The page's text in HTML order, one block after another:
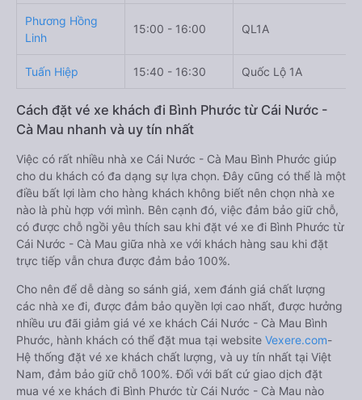
Phương Hồng
Linh
15:00 - 16:00 QL1A
Tuấn Hiệp 15:40 - 16:30 Quốc Lộ 1A
Cách đặt vé xe khách đi Bình Phước từ Cái Nước -
Cà Mau nhanh và uy tín nhất
Việc có rất nhiều nhà xe Cái Nước - Cà Mau Bình Phước giúp
cho du khách có đa dạng sự lựa chọn. Đây cũng có thể là một
điều bất lợi làm cho hàng khách không biết nên chọn nhà xe
nào là phù hợp với mình. Bên cạnh đó, việc đảm bảo giữ chỗ,
có được chỗ ngồi yêu thích sau khi đặt vé xe đi Bình Phước từ
Cái Nước - Cà Mau giữa nhà xe với khách hàng sau khi đặt
trực tiếp vẫn chưa được đảm bảo 100%.
Cho nên để dễ dàng so sánh giá, xem đánh giá chất lượng
các nhà xe đi, được đảm bảo quyền lợi cao nhất, được hưởng
nhiều ưu đãi giảm giá vé xe khách Cái Nước - Cà Mau Bình
Phước, hành khách có thể đặt mua tại website Vexere.com-
Hệ thống đặt vé xe khách chất lượng, và uy tín nhất tại Việt
Nam, đảm bảo giữ chỗ 100%. Đối với bất cứ giao dịch đặt
mua vé xe khách đi Bình Phước từ Cái Nước - Cà Mau nào